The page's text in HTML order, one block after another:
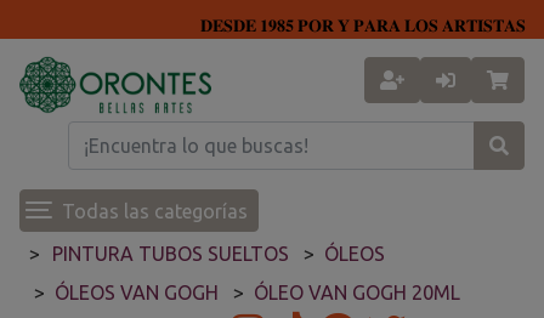
𝐃𝐄𝐒𝐃𝐄 𝟏𝟗𝟖𝟓 𝐏𝐎𝐑 𝐘 𝐏𝐀𝐑𝐀 𝐋𝐎𝐒 𝐀𝐑𝐓𝐈𝐒𝐓𝐀𝐒
Todas las categorías
PINTURA TUBOS SUELTOS
ÓLEOS
ÓLEOS VAN GOGH
ÓLEO VAN GOGH 20ML